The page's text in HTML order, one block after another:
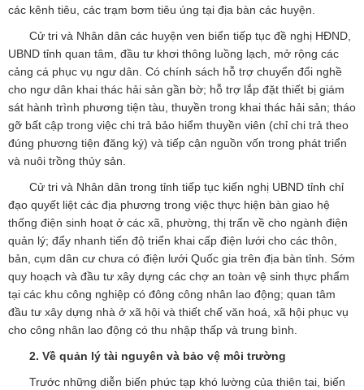
các kênh tiêu, các trạm bơm tiêu úng tại địa bàn các huyện.
Cử tri và Nhân dân các huyện ven biển tiếp tục đề nghị HĐND,
UBND tỉnh quan tâm, đầu tư khơi thông luồng lạch, mở rộng các
cảng cá phục vụ ngư dân. Có chính sách hỗ trợ chuyển đổi nghề
cho ngư dân khai thác hải sản gần bờ; hỗ trợ lắp đặt thiết bị giám
sát hành trình phương tiện tàu, thuyền trong khai thác hải sản; tháo
gỡ bất cập trong việc chi trả bảo hiểm thuyền viên (chỉ chi trả theo
đúng phương tiện đăng ký) và tiếp cận nguồn vốn trong phát triển
và nuôi trồng thủy sản.
Cử tri và Nhân dân trong tỉnh tiếp tục kiến nghị UBND tỉnh chỉ
đạo quyết liệt các địa phương trong việc thực hiện bàn giao hệ
thống điện sinh hoạt ở các xã, phường, thị trấn về cho ngành điện
quản lý; đẩy nhanh tiến độ triển khai cấp điện lưới cho các thôn,
bản, cụm dân cư chưa có điện lưới Quốc gia trên địa bàn tỉnh. Sớm
quy hoạch và đầu tư xây dựng các chợ an toàn vệ sinh thực phẩm
tại các khu công nghiệp có đông công nhân lao động; quan tâm
đầu tư xây dựng nhà ở xã hội và thiết chế văn hoá, xã hội phục vụ
cho công nhân lao động có thu nhập thấp và trung bình.
2. Về quản lý tài nguyên và bảo vệ môi trường
Trước những diễn biến phức tạp khó lường của thiên tai, biến